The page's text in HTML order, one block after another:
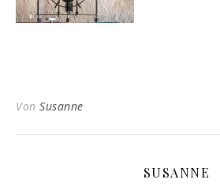
Von Susanne
SUSANNE